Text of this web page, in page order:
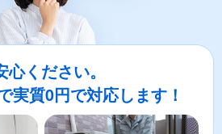
心ください。
実質0円で対応します！